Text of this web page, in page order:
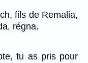
fils de Remalia,
régna.
tu as pris pour